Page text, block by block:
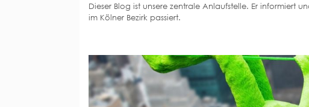
Dieser Blog ist unsere zentrale Anlaufstelle. Er informiert
im Kölner Bezirk passiert.